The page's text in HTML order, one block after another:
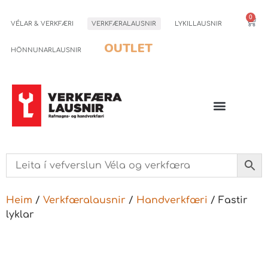
VÉLAR & VERKFÆRI VERKFÆRALAUSNIR LYKILLAUSNIR
HÖNNUNARLAUSNIR OUTLET
0
Heim / Verkfæralausnir / Handverkfæri / Fastir
lyklar